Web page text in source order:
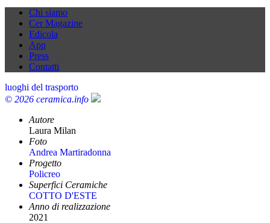
Chi siamo
Cer Magazine
Edicola
App
Press
Contatti
luoghi del trasporto
© 2026 ceramica.info
Autore
Laura Milan
Foto
Andrea Martiradonna
Progetto
Policreo
Superfici Ceramiche
COTTO D'ESTE
Anno di realizzazione
2021